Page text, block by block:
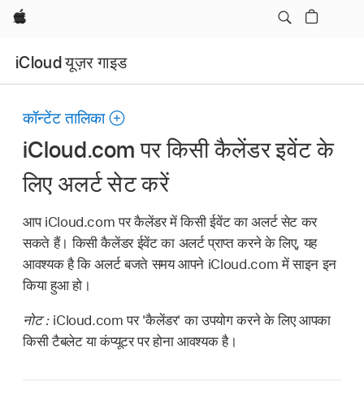
Apple
iCloud यूज़र गाइड
कॉन्टेंट तालिका
iCloud.com पर किसी कैलेंडर इवेंट के
लिए अलर्ट सेट करें
आप iCloud.com पर कैलेंडर में किसी ईवेंट का अलर्ट सेट कर
सकते हैं। किसी कैलेंडर ईवेंट का अलर्ट प्राप्त करने के लिए, यह
आवश्यक है कि अलर्ट बजते समय आपने iCloud.com में साइन इन
किया हुआ हो।
नोट : iCloud.com पर 'कैलेंडर' का उपयोग करने के लिए आपका
किसी टैबलेट या कंप्यूटर पर होना आवश्यक है।